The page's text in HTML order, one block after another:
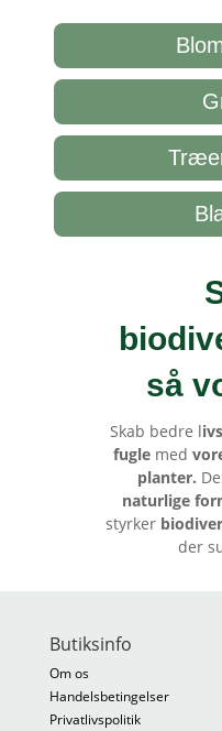
så
Skab bedre l
fuglemed
planter.
naturlige
styrker
der
Butiksinfo
Om os
Handelsbetingelser
Privatlivspolitik